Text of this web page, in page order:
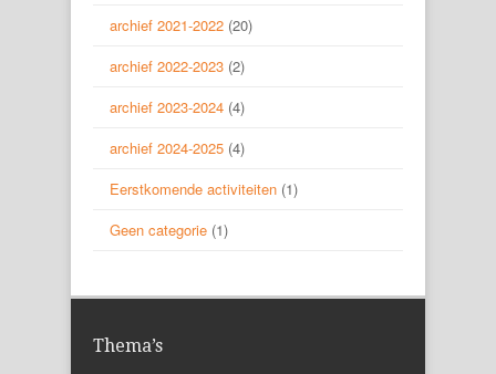
archief 2021-2022 (20)
archief 2022-2023 (2)
archief 2023-2024 (4)
archief 2024-2025 (4)
Eerstkomende activiteiten (1)
Geen categorie (1)
Thema’s